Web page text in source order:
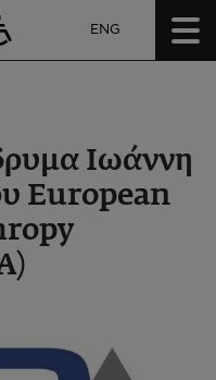
ENG
Ιωάννη
European